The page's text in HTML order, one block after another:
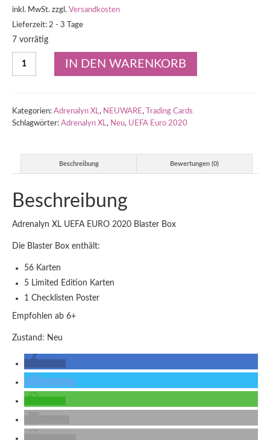
inkl. MwSt. zzgl. Versandkosten
Lieferzeit: 2 - 3 Tage
7 vorrätig
2020
Blaster
IN DEN WARENKORB
Kategorien: Adrenalyn XL, NEUWARE,
Trading Cards
Schlagwörter: Adrenalyn XL, Neu, UEFA Euro 2020
Beschreibung Bewertungen (0)
Beschreibung
Adrenalyn XL UEFA EURO 2020 Blaster Box
Die Blaster Box enthält:
56 Karten
5 Limited Edition Karten
1 Checklisten Poster
Empfohlen ab 6+
Zustand: Neu